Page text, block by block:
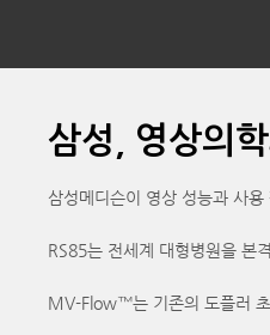
삼성, 영상의
삼성메디슨이 영상 성능과 사
RS85는 전세계 대형병원을
MV-Flow™는 기존의 도플러 초